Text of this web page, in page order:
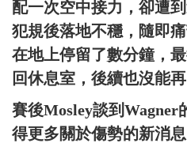
配一次空中接力，卻遭
犯規後落地不穩，隨即
在地上停留了數分鐘，
回休息室，後續也沒能再
賽後Mosley談到Wagner
得更多關於傷勢的新消